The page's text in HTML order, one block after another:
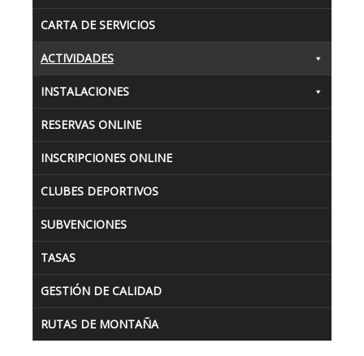
CARTA DE SERVICIOS
ACTIVIDADES
INSTALACIONES
RESERVAS ONLINE
INSCRIPCIONES ONLINE
CLUBES DEPORTIVOS
SUBVENCIONES
TASAS
GESTIÓN DE CALIDAD
RUTAS DE MONTAÑA